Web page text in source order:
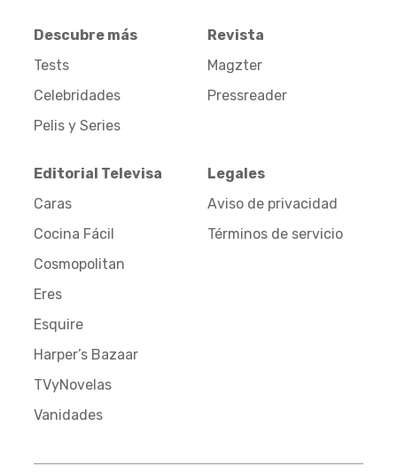
Descubre más
Tests
Celebridades
Pelis y Series
Revista
Magzter
Pressreader
Editorial Televisa
Caras
Cocina Fácil
Cosmopolitan
Eres
Esquire
Harper’s Bazaar
TVyNovelas
Vanidades
Legales
Aviso de privacidad
Términos de servicio